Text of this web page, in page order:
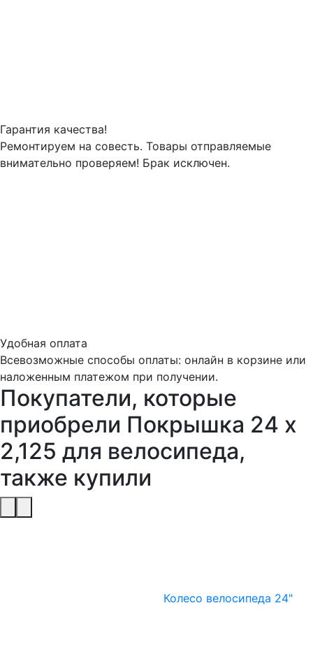
Гарантия качества!
Ремонтируем на совесть. Товары отправляемые
внимательно проверяем! Брак исключен.
Удобная оплата
Всевозможные способы оплаты: онлайн в корзине или
наложенным платежом при получении.
Покупатели, которые
приобрели Покрышка 24 х
2,125 для велосипеда,
также купили
Колесо велосипеда 24"